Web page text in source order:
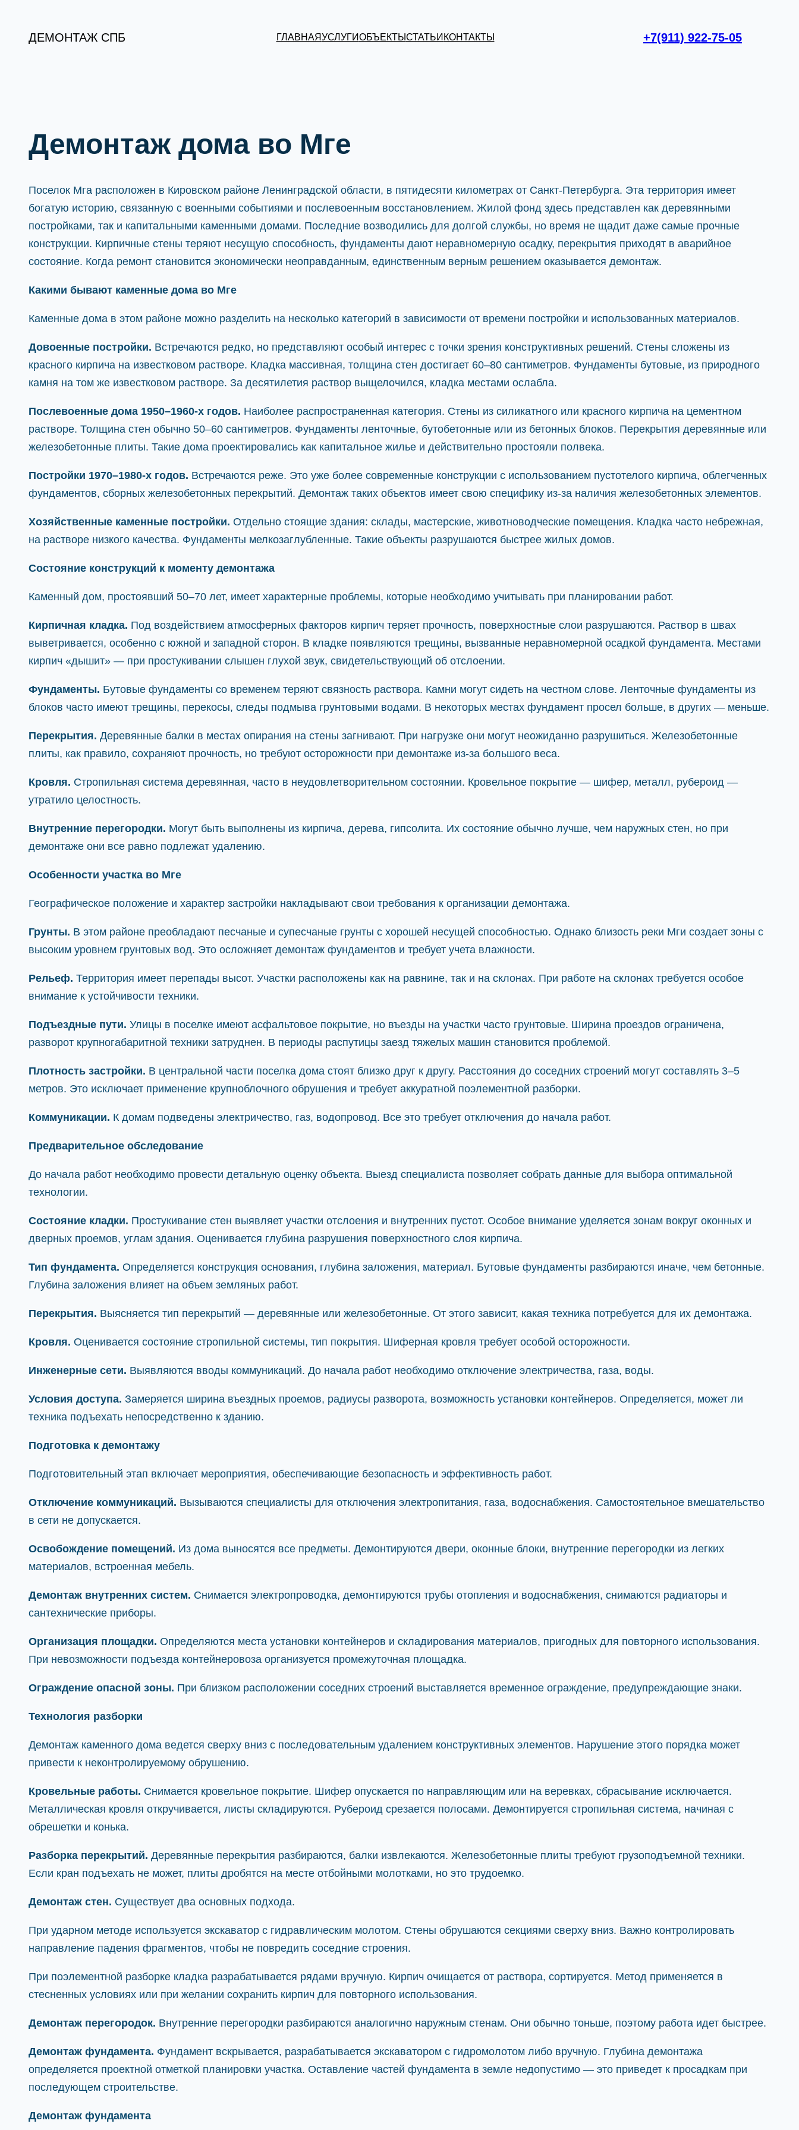
ДЕМОНТАЖ СПБ ГЛАВНАЯУСЛУГИОБЪЕКТЫ СТАТЬИ КОНТАКТЫ +7(911) 922-75-05
Демонтаж дома во Мге
Поселок Мга расположен в Кировском районе Ленинградской области, в пятидесяти километрах от Санкт-Петербурга. Эта территория имеет
богатую историю, связанную с военными событиями и послевоенным восстановлением. Жилой фонд здесь представлен как деревянными
постройками, так и капитальными каменными домами. Последние возводились для долгой службы, но время не щадит даже самые прочные
конструкции. Кирпичные стены теряют несущую способность, фундаменты дают неравномерную осадку, перекрытия приходят в аварийное
состояние. Когда ремонт становится экономически неоправданным, единственным верным решением оказывается демонтаж.
Какими бывают каменные дома во Мге
Каменные дома в этом районе можно разделить на несколько категорий в зависимости от времени постройки и использованных материалов.
Довоенные постройки. Встречаются редко, но представляют особый интерес с точки зрения конструктивных решений. Стены сложены из
красного кирпича на известковом растворе. Кладка массивная, толщина стен достигает 60–80 сантиметров. Фундаменты бутовые, из природного
камня на том же известковом растворе. За десятилетия раствор выщелочился, кладка местами ослабла.
Послевоенные дома 1950–1960-х годов. Наиболее распространенная категория. Стены из силикатного или красного кирпича на цементном
растворе. Толщина стен обычно 50–60 сантиметров. Фундаменты ленточные, бутобетонные или из бетонных блоков. Перекрытия деревянные или
железобетонные плиты. Такие дома проектировались как капитальное жилье и действительно простояли полвека.
Постройки 1970–1980-х годов. Встречаются реже. Это уже более современные конструкции с использованием пустотелого кирпича, облегченных
фундаментов, сборных железобетонных перекрытий. Демонтаж таких объектов имеет свою специфику из-за наличия железобетонных элементов.
Хозяйственные каменные постройки. Отдельно стоящие здания: склады, мастерские, животноводческие помещения. Кладка часто небрежная,
на растворе низкого качества. Фундаменты мелкозаглубленные. Такие объекты разрушаются быстрее жилых домов.
Состояние конструкций к моменту демонтажа
Каменный дом, простоявший 50–70 лет, имеет характерные проблемы, которые необходимо учитывать при планировании работ.
Кирпичная кладка. Под воздействием атмосферных факторов кирпич теряет прочность, поверхностные слои разрушаются. Раствор в швах
выветривается, особенно с южной и западной сторон. В кладке появляются трещины, вызванные неравномерной осадкой фундамента. Местами
кирпич «дышит» — при простукивании слышен глухой звук, свидетельствующий об отслоении.
Фундаменты. Бутовые фундаменты со временем теряют связность раствора. Камни могут сидеть на честном слове. Ленточные фундаменты из
блоков часто имеют трещины, перекосы, следы подмыва грунтовыми водами. В некоторых местах фундамент просел больше, в других — меньше.
Перекрытия. Деревянные балки в местах опирания на стены загнивают. При нагрузке они могут неожиданно разрушиться. Железобетонные
плиты, как правило, сохраняют прочность, но требуют осторожности при демонтаже из-за большого веса.
Кровля. Стропильная система деревянная, часто в неудовлетворительном состоянии. Кровельное покрытие — шифер, металл, рубероид —
утратило целостность.
Внутренние перегородки. Могут быть выполнены из кирпича, дерева, гипсолита. Их состояние обычно лучше, чем наружных стен, но при
демонтаже они все равно подлежат удалению.
Особенности участка во Мге
Географическое положение и характер застройки накладывают свои требования к организации демонтажа.
Грунты. В этом районе преобладают песчаные и супесчаные грунты с хорошей несущей способностью. Однако близость реки Мги создает зоны с
высоким уровнем грунтовых вод. Это осложняет демонтаж фундаментов и требует учета влажности.
Рельеф. Территория имеет перепады высот. Участки расположены как на равнине, так и на склонах. При работе на склонах требуется особое
внимание к устойчивости техники.
Подъездные пути. Улицы в поселке имеют асфальтовое покрытие, но въезды на участки часто грунтовые. Ширина проездов ограничена,
разворот крупногабаритной техники затруднен. В периоды распутицы заезд тяжелых машин становится проблемой.
Плотность застройки. В центральной части поселка дома стоят близко друг к другу. Расстояния до соседних строений могут составлять 3–5
метров. Это исключает применение крупноблочного обрушения и требует аккуратной поэлементной разборки.
Коммуникации. К домам подведены электричество, газ, водопровод. Все это требует отключения до начала работ.
Предварительное обследование
До начала работ необходимо провести детальную оценку объекта. Выезд специалиста позволяет собрать данные для выбора оптимальной
технологии.
Состояние кладки. Простукивание стен выявляет участки отслоения и внутренних пустот. Особое внимание уделяется зонам вокруг оконных и
дверных проемов, углам здания. Оценивается глубина разрушения поверхностного слоя кирпича.
Тип фундамента. Определяется конструкция основания, глубина заложения, материал. Бутовые фундаменты разбираются иначе, чем бетонные.
Глубина заложения влияет на объем земляных работ.
Перекрытия. Выясняется тип перекрытий — деревянные или железобетонные. От этого зависит, какая техника потребуется для их демонтажа.
Кровля. Оценивается состояние стропильной системы, тип покрытия. Шиферная кровля требует особой осторожности.
Инженерные сети. Выявляются вводы коммуникаций. До начала работ необходимо отключение электричества, газа, воды.
Условия доступа. Замеряется ширина въездных проемов, радиусы разворота, возможность установки контейнеров. Определяется, может ли
техника подъехать непосредственно к зданию.
Подготовка к демонтажу
Подготовительный этап включает мероприятия, обеспечивающие безопасность и эффективность работ.
Отключение коммуникаций. Вызываются специалисты для отключения электропитания, газа, водоснабжения. Самостоятельное вмешательство
в сети не допускается.
Освобождение помещений. Из дома выносятся все предметы. Демонтируются двери, оконные блоки, внутренние перегородки из легких
материалов, встроенная мебель.
Демонтаж внутренних систем. Снимается электропроводка, демонтируются трубы отопления и водоснабжения, снимаются радиаторы и
сантехнические приборы.
Организация площадки. Определяются места установки контейнеров и складирования материалов, пригодных для повторного использования.
При невозможности подъезда контейнеровоза организуется промежуточная площадка.
Ограждение опасной зоны. При близком расположении соседних строений выставляется временное ограждение, предупреждающие знаки.
Технология разборки
Демонтаж каменного дома ведется сверху вниз с последовательным удалением конструктивных элементов. Нарушение этого порядка может
привести к неконтролируемому обрушению.
Кровельные работы. Снимается кровельное покрытие. Шифер опускается по направляющим или на веревках, сбрасывание исключается.
Металлическая кровля откручивается, листы складируются. Рубероид срезается полосами. Демонтируется стропильная система, начиная с
обрешетки и конька.
Разборка перекрытий. Деревянные перекрытия разбираются, балки извлекаются. Железобетонные плиты требуют грузоподъемной техники.
Если кран подъехать не может, плиты дробятся на месте отбойными молотками, но это трудоемко.
Демонтаж стен. Существует два основных подхода.
При ударном методе используется экскаватор с гидравлическим молотом. Стены обрушаются секциями сверху вниз. Важно контролировать
направление падения фрагментов, чтобы не повредить соседние строения.
При поэлементной разборке кладка разрабатывается рядами вручную. Кирпич очищается от раствора, сортируется. Метод применяется в
стесненных условиях или при желании сохранить кирпич для повторного использования.
Демонтаж перегородок. Внутренние перегородки разбираются аналогично наружным стенам. Они обычно тоньше, поэтому работа идет быстрее.
Демонтаж фундамента. Фундамент вскрывается, разрабатывается экскаватором с гидромолотом либо вручную. Глубина демонтажа
определяется проектной отметкой планировки участка. Оставление частей фундамента в земле недопустимо — это приведет к просадкам при
последующем строительстве.
Демонтаж фундамента